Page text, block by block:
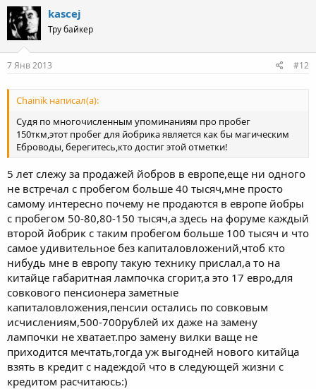
kascej
Тру байкер
7 Янв 2013 #12
Chainik написал(а):
Судя по многочисленным упоминаниям про пробег
150ткм,этот пробег для йобрика является как бы магическим
Еброводы, берегитесь,кто достиг этой отметки!
5 лет слежу за продажей йобров в европе,еще ни одного
не встречал с пробегом больше 40 тысяч,мне просто
самому интересно почему не продаются в европе йобры
с пробегом 50-80,80-150 тысяч,а здесь на форуме каждый
второй йобрик с таким пробегом больше 100 тысяч и что
самое удивительное без капиталовложений,чтоб кто
нибудь мне в европу такую технику прислал,а то на
китайце габаритная лампочка сгорит,а это 17 евро,для
совкового пенсионера заметные
капиталовложения,пенсии остались по совковым
исчислениям,500-700рублей их даже на замену
лампочки не хватает.про замену вилки ваще не
приходится мечтать,тогда уж выгодней нового китайца
взять в кредит с надеждой что в следующей жизни с
кредитом расчитаюсь:)